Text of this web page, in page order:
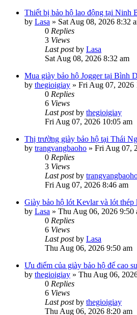
Thiết bị bảo hộ lao động tại Ninh
by Lasa » Sat Aug 08, 2026 8:32
0 Replies
3 Views
Last postby Lasa
Sat Aug 08, 2026 8:32 am
Mua giày bảo hộ Jogger tại Bình
by thegioigiay » Fri Aug 07, 2026
0 Replies
6 Views
Last postby thegioigiay
Fri Aug 07, 2026 10:05 am
Thị trường giày bảo hộ tại Thái
by trangvangbaoho » Fri Aug 07,
0 Replies
3 Views
Last postby
Fri Aug 07, 2026 8:46 am
Giày bảo hộ lót Kevlar và lót thép
by Lasa » Thu Aug 06, 2026 9:50
0 Replies
6 Views
Last postby Lasa
Thu Aug 06, 2026 9:50 am
Ưu điểm của giày bảo hộ đế cao su
by thegioigiay » Thu Aug 06,
0 Replies
6 Views
Last postby thegioigiay
Thu Aug 06, 2026 8:20 am